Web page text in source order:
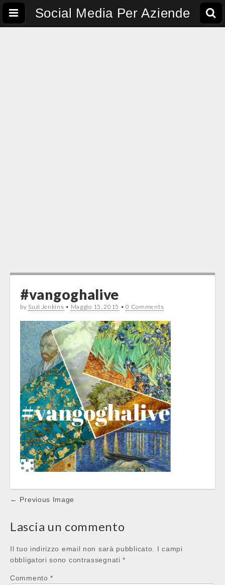
Social Media Per Aziende
#vangoghalive
by Suzi Jenkins • Maggio 15, 2015 •0 Comments
Post
← Previous Image
Lascia un commento
Il tuo indirizzo email non sarà pubblicato.
I campi
obbligatori sono contrassegnati*
Commento*